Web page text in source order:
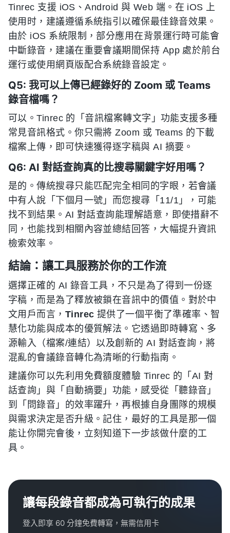
Tinrec 支援 iOS、Android 與 Web 端。在 iOS 上
使用时，建議遵循系統指引以確保最佳錄音效果。
由於 iOS 系統限制，部分應用在背景運行時可能會
中斷錄音，建議在重要會議期間保持 App 處於前台
運行或使用網頁版配合系統錄音設定。
Q5: 我可以上傳已經錄好的 Zoom 或 Teams
錄音檔嗎？
可以。Tinrec 的「音訊檔案轉文字」功能支援多種
常見音訊格式。你只需將 Zoom 或 Teams 的下載
檔案上傳，即可快速獲得逐字稿與 AI 摘要。
Q6: AI 對話查詢真的比搜尋關鍵字好用嗎？
是的。傳統搜尋只能匹配完全相同的字眼，若會議
中有人說「下個月一號」而您搜尋「11/1」，可能
找不到結果。AI 對話查詢能理解語意，即使措辭不
同，也能找到相關內容並總結回答，大幅提升資訊
檢索效率。
結論：讓工具服務於你的工作流
選擇正確的 AI 錄音工具，不只是為了得到一份逐
字稿，而是為了釋放被鎖在音訊中的價值。對於中
文用戶而言， Tinrec 提供了一個平衡了準確率、智
慧化功能與成本的優質解法。它透過即時轉寫、多
源輸入（檔案/連結）以及創新的 AI 對話查詢，將
混亂的會議錄音轉化為清晰的行動指南。
建議你可以先利用免費額度體驗 Tinrec 的「AI 對
話查詢」與「自動摘要」功能，感受從「聽錄音」
到「問錄音」的效率躍升，再根據自身團隊的規模
與需求決定是否升級。記住，最好的工具是那一個
能让你開完會後，立刻知道下一步該做什麼的工
具。
讓每段錄音都成為可執行的成果
登入即享 60 分鐘免費轉寫，無需信用卡